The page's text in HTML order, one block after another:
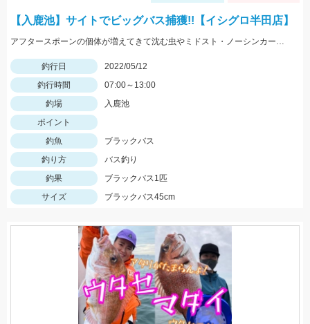
【入鹿池】サイトでビッグバス捕獲!!【イシグロ半田店】
アフタースポーンの個体が増えてきて沈む虫やミドスト・ノーシンカーに好反応!! 1.3ｇジグヘッドのスーパーホバリングフィッシュミドストで釣れました!!
釣行日
2022/05/12
釣行時間
07:00～13:00
釣場
入鹿池
ポイント
釣魚
ブラックバス
釣り方
バス釣り
釣果
ブラックバス1匹
サイズ
ブラックバス45cm